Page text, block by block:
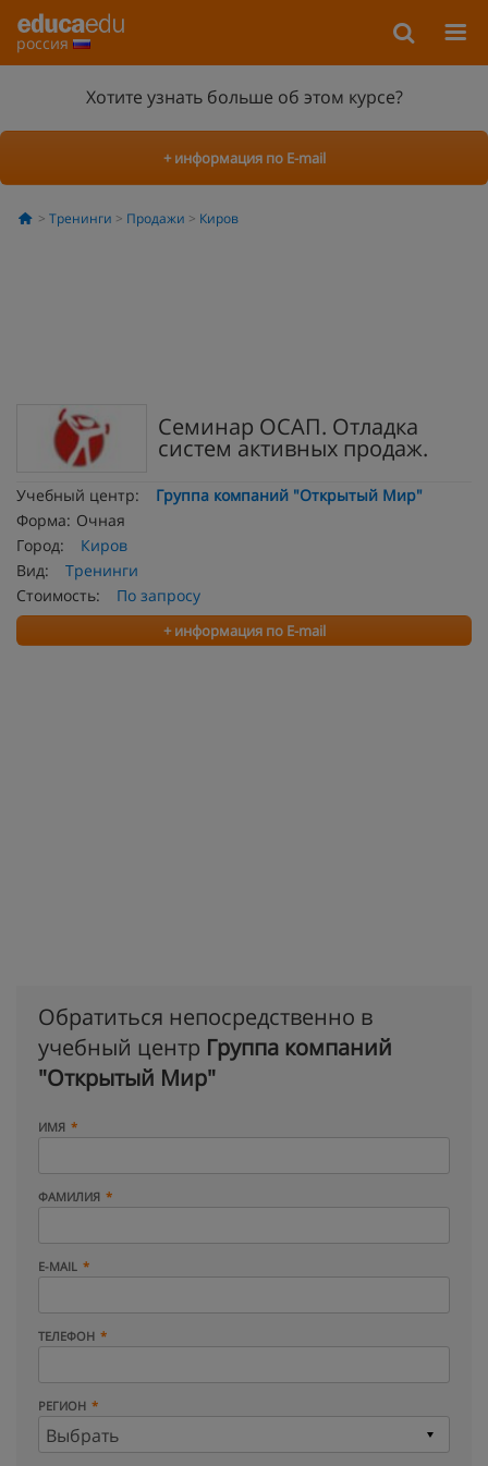
россия
Хотите узнать больше об этом курсе?
+ информация по E-mail
Тренинги Продажи Киров
Семинар ОСАП. Отладка
систем активных продаж.
Учебный центр:
Группа компаний "Открытый Мир"
Форма: Очная
Город:
Киров
Вид:
Тренинги
Стоимость:
По запросу
+ информация по E-mail
Обратиться непосредственно в
учебный центр Группа компаний
"Открытый Мир"
ИМЯ
ФАМИЛИЯ
E-MAIL
ТЕЛЕФОН
РЕГИОН